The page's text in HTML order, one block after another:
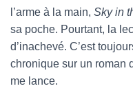
l’arme à la main, Sky in
sa poche. Pourtant, la
d’inachevé. C’est
chronique sur un roman
me lance.